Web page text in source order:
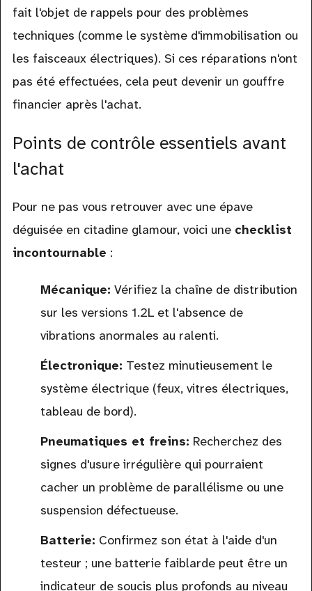
fait l'objet de rappels pour des problèmes
techniques (comme le système d'immobilisation ou
les faisceaux électriques). Si ces réparations n'ont
pas été effectuées, cela peut devenir un gouffre
financier après l'achat.
Points de contrôle essentiels avant
l'achat
Pour ne pas vous retrouver avec une épave
déguisée en citadine glamour, voici une checklist
incontournable :
Mécanique: Vérifiez la chaîne de distribution
sur les versions 1.2L et l'absence de
vibrations anormales au ralenti.
Électronique: Testez minutieusement le
système électrique (feux, vitres électriques,
tableau de bord).
Pneumatiques et freins: Recherchez des
signes d'usure irrégulière qui pourraient
cacher un problème de parallélisme ou une
suspension défectueuse.
Batterie: Confirmez son état à l'aide d'un
testeur ; une batterie faiblarde peut être un
indicateur de soucis plus profonds au niveau